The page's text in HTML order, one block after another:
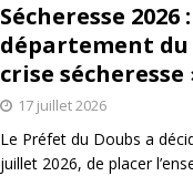
Sécheresse 2026
département du
crise sécheresse
17 juillet 2026
Le Préfet du Doubs a
juillet 2026, de placer